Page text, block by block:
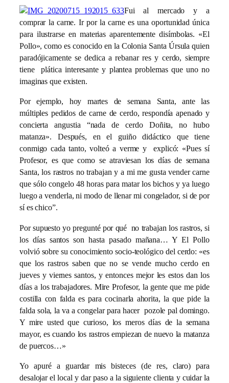
Fui al mercado y a
comprar la carne. Ir por la carne es una oportunidad única
para ilustrarse en materias aparentemente disímbolas. «El
Pollo», como es conocido en la Colonia Santa Úrsula quien
paradójicamente se dedica a rebanar res y cerdo, siempre
tiene plática interesante y plantea problemas que uno no
imaginas que existen.
Por ejemplo, hoy martes de semana Santa, ante las
múltiples pedidos de carne de cerdo, respondía apenado y
concierta angustia “nada de cerdo Doñita, no hubo
matanza». Después, en el guiño didáctico que tiene
conmigo cada tanto, volteó a verme y explicó: «Pues sí
Profesor, es que como se atraviesan los días de semana
Santa, los rastros no trabajan y a mi me gusta vender carne
que sólo congelo 48 horas para matar los bichos y ya luego
luego a venderla, ni modo de llenar mi congelador, si de por
sí es chico”.
Por supuesto yo pregunté por qué no trabajan los rastros, si
los días santos son hasta pasado mañana… Y El Pollo
volvió sobre su conocimiento socio-teológico del cerdo: «es
que los rastros saben que no se vende mucho cerdo en
jueves y viernes santos, y entonces mejor les estos dan los
días a los trabajadores. Mire Profesor, la gente que me pide
costilla con falda es para cocinarla ahorita, la que pide la
falda sola, la va a congelar para hacer pozole pal domingo.
Y mire usted que curioso, los meros días de la semana
mayor, es cuando los rastros empiezan de nuevo la matanza
de puercos…»
Yo apuré a guardar mis bisteces (de res, claro) para
desalojar el local y dar paso a la siguiente clienta y cuidar la